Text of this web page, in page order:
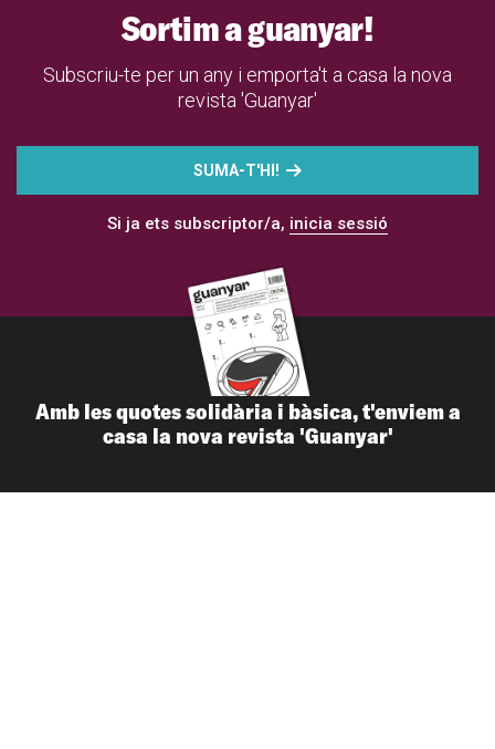
Sortim a guanyar!
Subscriu-te per un any i emporta't a casa la nova
revista 'Guanyar'
SUMA-T'HI!
Si ja ets subscriptor/a, inicia sessió
Amb les quotes solidària i bàsica, t'enviem a
casa la nova revista 'Guanyar'